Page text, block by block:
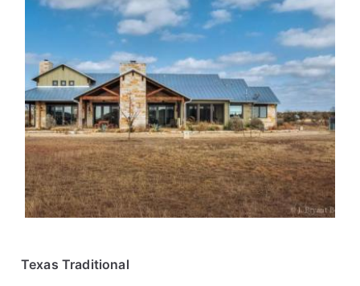
Texas Traditional